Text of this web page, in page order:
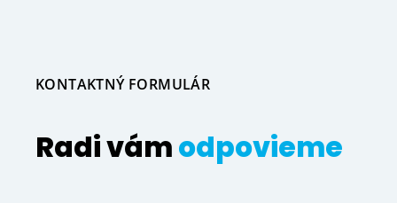
KONTAKTNÝ FORMULÁR
Radi vámodpovieme